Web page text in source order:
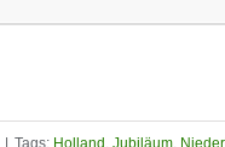
Tags: Holland , Jubiläum,